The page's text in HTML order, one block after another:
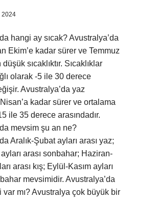
2024
hangi ay sıcak? Avustralya’da
Ekim’e kadar sürer ve Temmuz
sıcaklıktır. Sıcaklıklar
olarak -5 ile 30 derece
Avustralya’da yaz
Nisan’a kadar sürer ve ortalama
ile 35 derece arasındadır.
mevsim şu an ne?
Aralık-Şubat ayları arası yaz;
ayları arası sonbahar; Haziran-
arası kış; Eylül-Kasım ayları
mevsimidir. Avustralya’da
var mı? Avustralya çok büyük bir